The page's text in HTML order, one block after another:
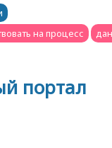
на процесс
портал